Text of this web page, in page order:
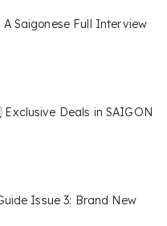
Saigonese Full Interview
Exclusive Deals in SAIGON
Issue 3: Brand New